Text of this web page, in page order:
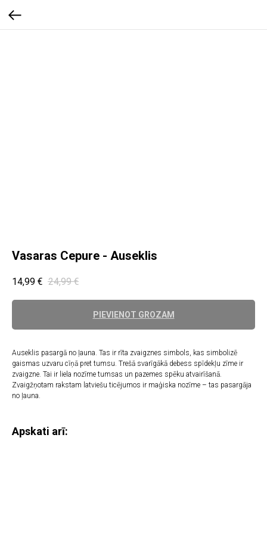
Vasaras Cepure - Auseklis
14,99 € 24,99 €
PIEVIENOT GROZAM
Auseklis pasargā no ļauna. Tas ir rīta zvaigznes simbols, kas simbolizē
gaismas uzvaru cīņā pret tumsu. Trešā svarīgākā debess spīdekļu zīme ir
zvaigzne. Tai ir liela nozīme tumsas un pazemes spēku atvairīšanā.
Zvaigžņotam rakstam latviešu ticējumos ir maģiska nozīme – tas pasargāja
no ļauna.
Apskati arī: